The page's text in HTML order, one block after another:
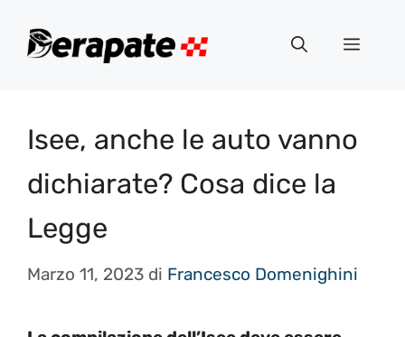
Menu
Isee, anche le auto vanno
dichiarate? Cosa dice la
Legge
Marzo 11, 2023 di Francesco Domenighini